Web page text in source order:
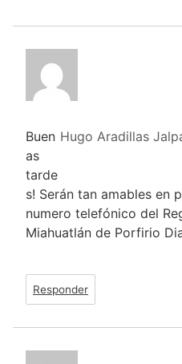
Hugo Aradillas
Buen
as
tarde
s! Serán tan amables en
numero telefónico del
Miahuatlán de Porfirio
Responder